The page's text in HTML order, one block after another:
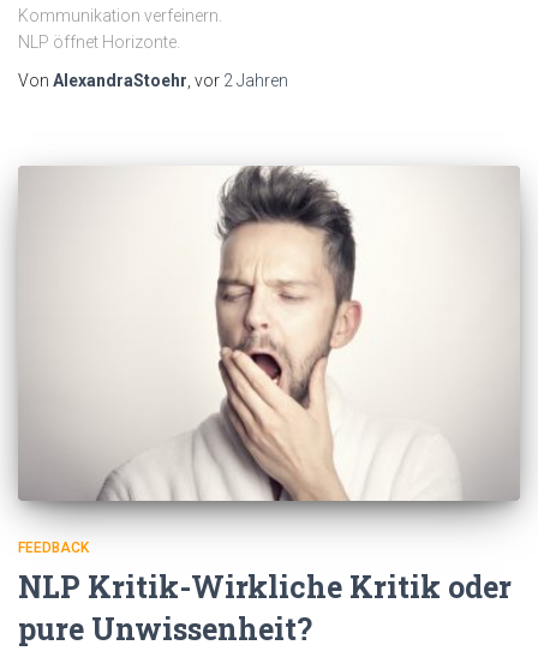
Kommunikation verfeinern.
NLP öffnet Horizonte.
Von AlexandraStoehr , vor 2 Jahren
FEEDBACK
NLP Kritik-Wirkliche Kritik oder
pure Unwissenheit?